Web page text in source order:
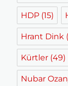
HDP (15)
Hrant Dink
Kürtler (49)
Nubar